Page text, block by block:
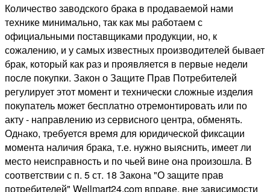
Количество заводского брака в продаваемой нами
технике минимально, так как мы работаем с
официальными поставщиками продукции, но, к
сожалению, и у самых известных производителей бывает
брак, который как раз и проявляется в первые недели
после покупки. Закон о Защите Прав Потребителей
регулирует этот момент и технически сложные изделия
покупатель может бесплатно отремонтировать или по
акту - направлению из сервисного центра, обменять.
Однако, требуется время для юридической фиксации
момента наличия брака, т.е. нужно выяснить, имеет ли
место неисправность и по чьей вине она произошла. В
соответствии с п. 5 ст. 18 Закона "О защите прав
потребителей" Wellmart24.com вправе, вне зависимости